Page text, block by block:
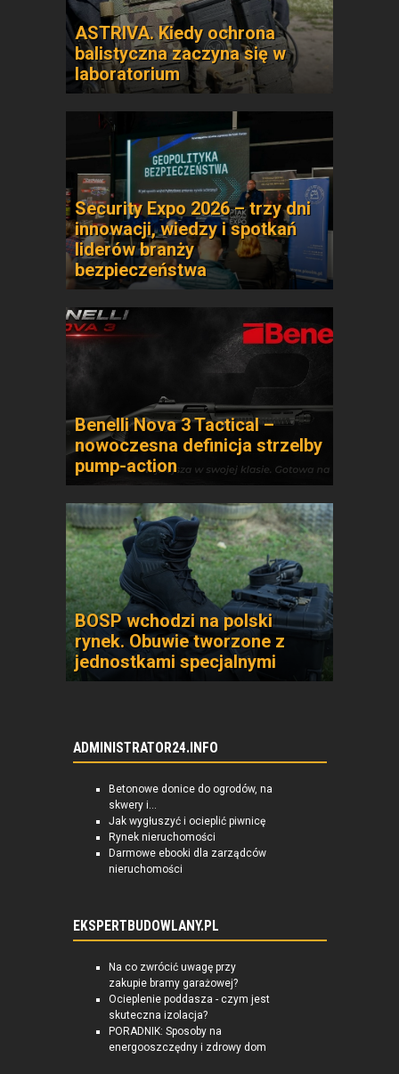
ASTRIVA. Kiedy ochrona
balistyczna zaczyna się w
laboratorium
Security Expo 2026 – trzy dni
innowacji, wiedzy i spotkań
liderów branży
bezpieczeństwa
Benelli Nova 3 Tactical –
nowoczesna definicja strzelby
pump-action
BOSP wchodzi na polski
rynek. Obuwie tworzone z
jednostkami specjalnymi
ADMINISTRATOR24.INFO
Betonowe donice do ogrodów, na
skwery i...
Jak wygłuszyć i ocieplić piwnicę
Rynek nieruchomości
Darmowe ebooki dla zarządców
nieruchomości
EKSPERTBUDOWLANY.PL
Na co zwrócić uwagę przy
zakupie bramy garażowej?
Ocieplenie poddasza - czym jest
skuteczna izolacja?
PORADNIK: Sposoby na
energooszczędny i zdrowy dom